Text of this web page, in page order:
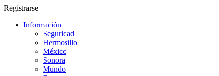
Registrarse
Información
Seguridad
Hermosillo
México
Sonora
Mundo